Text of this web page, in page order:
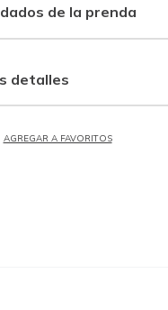
de la prenda
detalles